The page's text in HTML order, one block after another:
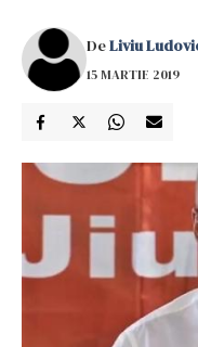
DeLiviu
15 MARTIE 2019